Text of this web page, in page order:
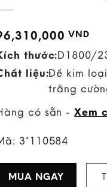
VND
thước:D1800/
liệu:Đế kim
trắng
có sẵn -Xem
3*110584
MUA NGAY